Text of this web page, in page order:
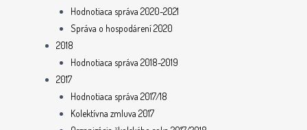
Hodnotiaca správa 2020-2021
Správa o hospodárení 2020
2018
Hodnotiaca správa 2018-2019
2017
Hodnotiaca správa 2017/18
Kolektívna zmluva 2017